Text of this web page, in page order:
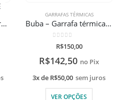
Thermos – Garrafa Térmica Funtainer de Personagens. Com Gravação A Laser
GARRAFAS TÉRMICAS
Buba – Garrafa térmica Gummy 400ml com gravação a laser
de 5
R$150,00
R$142,50 no Pix
3x de R$50,00 sem juros
VER OPÇÕES